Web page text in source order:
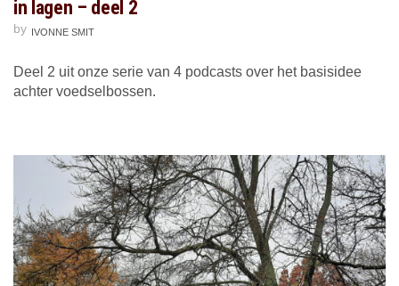
in lagen – deel 2
by IVONNE SMIT
Deel 2 uit onze serie van 4 podcasts over het basisidee
achter voedselbossen.